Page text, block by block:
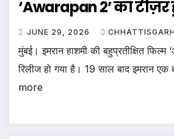
‘Awarapan 2’ का
JUNE 29, 2026
मुंबई। इमरान हाशमी की बहुप्रतीक्षित फिल्म
रिलीज हो गया है। 19 साल बाद इमरान एक
more